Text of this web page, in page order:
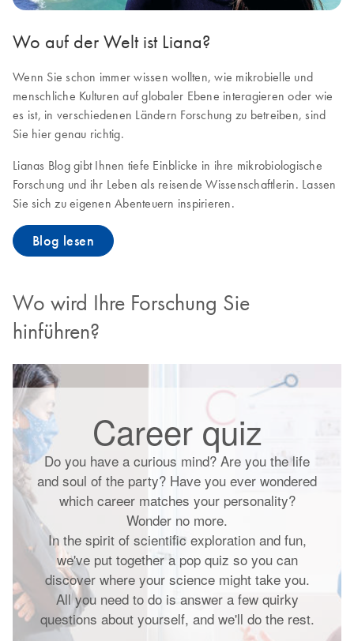
Wo auf der Welt ist Liana?
Wenn Sie schon immer wissen wollten, wie mikrobielle und
menschliche Kulturen auf globaler Ebene interagieren oder wie
es ist, in verschiedenen Ländern Forschung zu betreiben, sind
Sie hier genau richtig.
Lianas Blog gibt Ihnen tiefe Einblicke in ihre mikrobiologische
Forschung und ihr Leben als reisende Wissenschaftlerin. Lassen
Sie sich zu eigenen Abenteuern inspirieren.
Blog lesen
Wo wird Ihre Forschung Sie
hinführen?